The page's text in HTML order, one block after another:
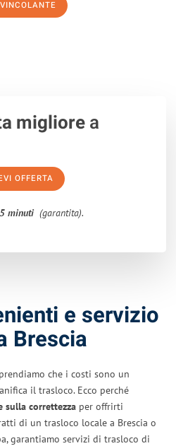
migliorea
OFFERTA
minuti (garantita).
e servizio
Brescia
che i costi sono un
il trasloco. Ecco perché
sulla correttezza per offrirti
di un trasloco locale a Brescia o
garantiamo servizi di trasloco di